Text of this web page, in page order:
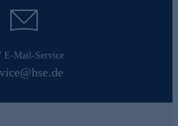
E-Mail-Service